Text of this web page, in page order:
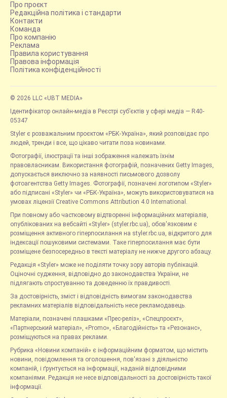
Про проєкт
Редакційна політика і стандарти
Контакти
Команда
Про компанію
Реклама
Правила користування
Правова інформація
Політика конфіденційності
© 2026 LLC «UBT MEDIA»
Ідентифікатор онлайн-медіа в Реєстрі суб’єктів у сфері медіа — R40-
05347
Styler є розважальним проєктом «РБК-Україна», який розповідає про
людей, тренди і все, що цікаво читати поза новинами.
Фотографії, ілюстрації та інші зображення належать їхнім
правовласникам. Використання фотографій, позначених Getty Images,
допускається виключно за наявності письмового дозволу
фотоагентства Getty Images. Фотографії, позначені логотипом «Styler»
або підписані «Styler» чи «РБК-Україна», можуть використовуватися на
умовах ліцензії Creative Commons Attribution 4.0 International.
При повному або частковому відтворенні інформаційних матеріалів,
опублікованих на вебсайті «Styler» (styler.rbc.ua), обов'язковим є
розміщення активного гіперпосилання на styler.rbc.ua, відкритого для
індексації пошуковими системами. Таке гіперпосилання має бути
розміщене безпосередньо в тексті матеріалу не нижче другого абзацу.
Редакція «Styler» може не поділяти точку зору авторів публікацій.
Оціночні судження, відповідно до законодавства України, не
підлягають спростуванню та доведенню їх правдивості.
За достовірність, зміст і відповідність вимогам законодавства
рекламних матеріалів відповідальність несе рекламодавець.
Матеріали, позначені плашками «Прес-реліз», «Спецпроєкт»,
«Партнерський матеріал», «Promo», «Благодійність» та «Резонанс»,
розміщуються на правах реклами.
Рубрика «Новини компаній» є інформаційним форматом, що містить
новини, повідомлення та оголошення, пов'язані з діяльністю
компаній, і ґрунтується на інформації, наданій відповідними
компаніями. Редакція не несе відповідальності за достовірність такої
інформації.